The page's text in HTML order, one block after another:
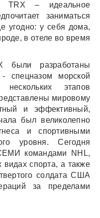
TRX – идеальное
заниматься
угодно: у себя дома,
в отеле во время
были разработаны
- спецназом морской
этапов
мировому
и эффективный,
был великолепно
и спортивными
уровня. Сегодня
командами NHL,
видах спорта, а также
солдата США
за пределами